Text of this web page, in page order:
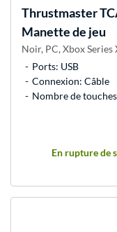
Thrustmaster
Manette de jeu
Noir, PC, Xbox Series
Ports: USB
Connexion: Câble
Nombre de
En rupture de